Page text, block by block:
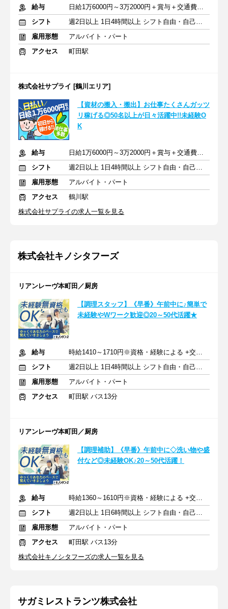
給与
日給1万6000円～3万2000円＋賞与＋交通費全額支給
シフト
週2日以上 1日4時間以上 シフト自由・自己申告
雇用形態
アルバイト・パート
アクセス
町田駅
株式会社サプライ [鶴川エリア]
【資材の搬入・搬出】お仕事たくさんガッツ
リ稼げる◎50名以上が日々活躍中!!未経験O
K
給与
日給1万6000円～3万2000円＋賞与＋交通費全額支給
シフト
週2日以上 1日4時間以上 シフト自由・自己申告
雇用形態
アルバイト・パート
アクセス
鶴川駅
株式会社サプライの求人一覧を見る
株式会社キノシタフーズ
リアンレーヴ本町田／厨房
【調理スタッフ】《早番》午前中に♪簡単で
未経験やWワーク歓迎◎20～50代活躍★
給与
時給1410～1710円※資格・経験による +交通費支給
シフト
週2日以上 1日4時間以上 シフト自由・自己申告
雇用形態
アルバイト・パート
アクセス
町田駅 バス13分
リアンレーヴ本町田／厨房
【調理補助】《早番》午前中に◇洗い物や盛
付など◎未経験OK♪20～50代活躍！
給与
時給1360～1610円※資格・経験による +交通費支給
シフト
週2日以上 1日6時間以上 シフト自由・自己申告
雇用形態
アルバイト・パート
アクセス
町田駅 バス13分
株式会社キノシタフーズの求人一覧を見る
サガミレストランツ株式会社